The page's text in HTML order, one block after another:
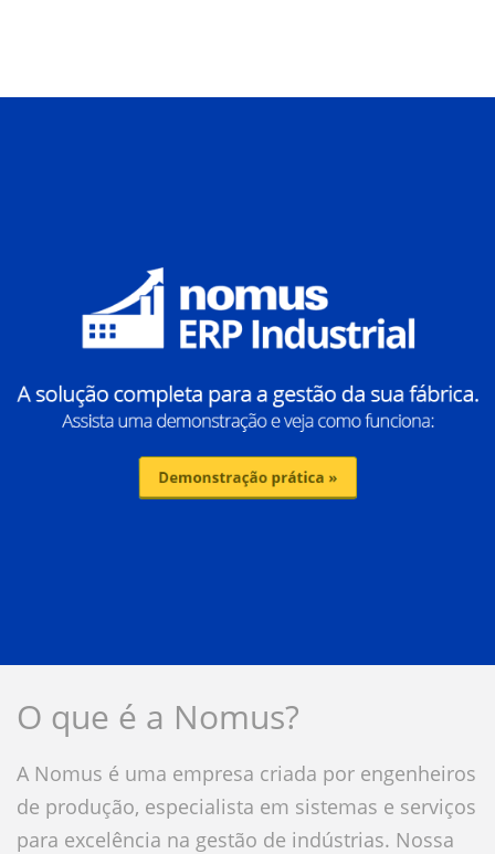
O que é a Nomus?
A Nomus é uma empresa criada por engenheiros
de produção, especialista em sistemas e serviços
para excelência na gestão de indústrias. Nossa